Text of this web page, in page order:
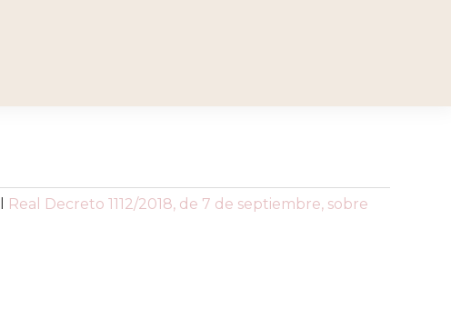
Real Decreto 1112/2018, de 7 de septiembre, sobre